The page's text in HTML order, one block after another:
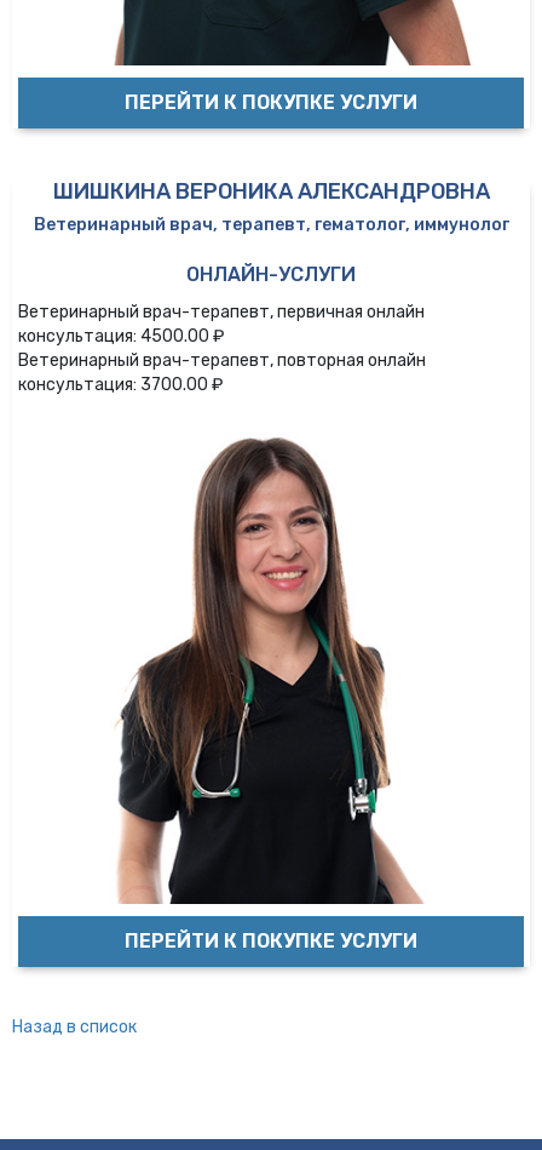
ПЕРЕЙТИ К ПОКУПКЕ УСЛУГИ
ШИШКИНА ВЕРОНИКА АЛЕКСАНДРОВНА
Ветеринарный врач, терапевт, гематолог, иммунолог
ОНЛАЙН-УСЛУГИ
Ветеринарный врач-терапевт, первичная онлайн
консультация: 4500.00 ₽
Ветеринарный врач-терапевт, повторная онлайн
консультация: 3700.00 ₽
ПЕРЕЙТИ К ПОКУПКЕ УСЛУГИ
Назад в список